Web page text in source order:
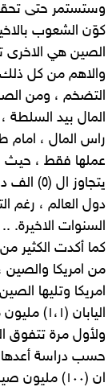
وستستمر حتى
كوّن الشعوب
الصين هي الاخرى
والاهم من كل
التضخم ، ومن
المال بيد
راس المال ،
عملها فقط ، حيث
يتجاوز
دول العالم ،
السنوات الاخيرة. ..
كما أكدت الكثير
من امريكا
ولأول مرة تتفوق
حسب دراسة
ان (١٠٠)